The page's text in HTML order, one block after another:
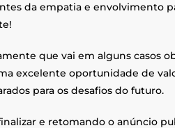
da empatia e envolvimento
que vai em alguns casos
excelente oportunidade de
para os desafios do futuro.
e retomando o anúncio